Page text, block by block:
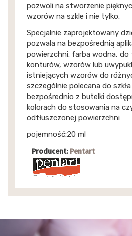
pozwoli na stworzenie
wzorów na szkle i nie tylko.
Specjalnie zaprojektowany
pozwala na bezpośrednią
powierzchni. farba wodna, do
konturów, wzorów lub
istniejących wzorów do
szczególnie polecana do
bezpośrednio z butelki
kolorach do stosowania na
odtłuszczonej powierzchni
pojemność:20 ml
Producent: Pentart